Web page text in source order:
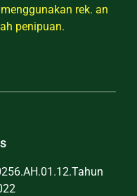
rek. an
penipuan.